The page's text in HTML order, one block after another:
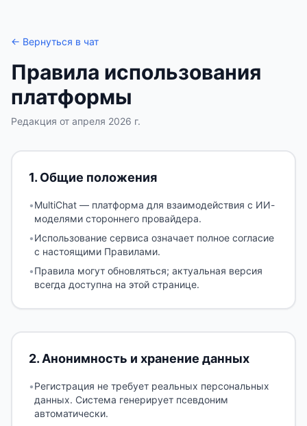
← Вернуться в чат
Правила использования
платформы
Редакция от апреля 2026 г.
1. Общие положения
•MultiChat — платформа для взаимодействия с ИИ-
моделями стороннего провайдера.
•Использование сервиса означает полное согласие
с настоящими Правилами.
•Правила могут обновляться; актуальная версия
всегда доступна на этой странице.
2. Анонимность и хранение данных
•Регистрация не требует реальных персональных
данных. Система генерирует псевдоним
автоматически.